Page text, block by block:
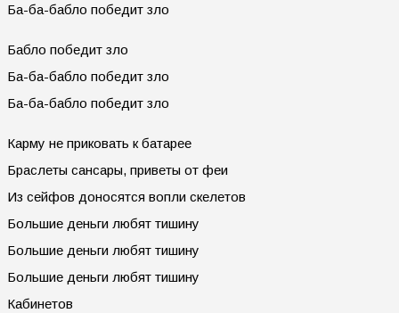
Ба-ба-бабло победит зло
Бабло победит зло
Ба-ба-бабло победит зло
Ба-ба-бабло победит зло
Карму не приковать к батарее
Браслеты сансары, приветы от феи
Из сейфов доносятся вопли скелетов
Большие деньги любят тишину
Большие деньги любят тишину
Большие деньги любят тишину
Кабинетов